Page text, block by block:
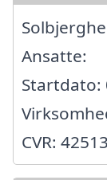
Ansatte:
Startdato:
CVR: